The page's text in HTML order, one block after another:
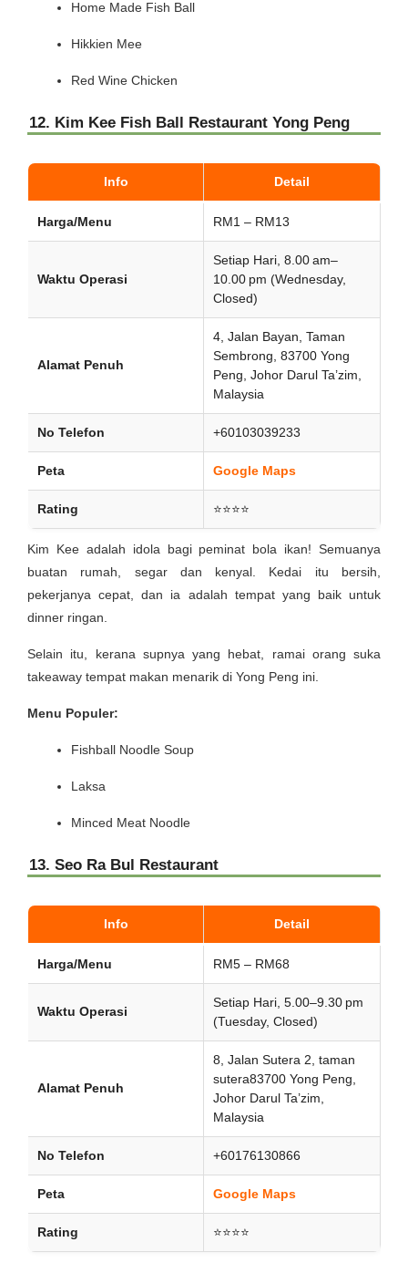
Home Made Fish Ball
Hikkien Mee
Red Wine Chicken
12. Kim Kee Fish Ball Restaurant Yong Peng
Info Detail
Harga/Menu RM1 – RM13
Waktu Operasi
Setiap Hari, 8.00 am–
10.00 pm (Wednesday,
Closed)
Alamat Penuh
4, Jalan Bayan, Taman
Sembrong, 83700 Yong
Peng, Johor Darul Ta’zim,
Malaysia
No Telefon +60103039233
Peta Google Maps
Rating ⭐⭐⭐⭐
Kim Kee adalah idola bagi peminat bola ikan! Semuanya
buatan rumah, segar dan kenyal. Kedai itu bersih,
pekerjanya cepat, dan ia adalah tempat yang baik untuk
dinner ringan.
Selain itu, kerana supnya yang hebat, ramai orang suka
takeaway tempat makan menarik di Yong Peng ini.
Menu Populer:
Fishball Noodle Soup
Laksa
Minced Meat Noodle
13. Seo Ra Bul Restaurant
Info Detail
Harga/Menu RM5 – RM68
Waktu Operasi
Setiap Hari, 5.00–9.30 pm
(Tuesday, Closed)
Alamat Penuh
8, Jalan Sutera 2, taman
sutera83700 Yong Peng,
Johor Darul Ta’zim,
Malaysia
No Telefon +60176130866
Peta Google Maps
Rating ⭐⭐⭐⭐